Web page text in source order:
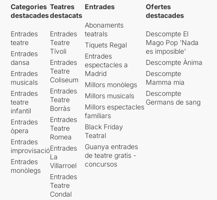
Categories
destacades
Entrades
teatre
Entrades
dansa
Entrades
musicals
Entrades
teatre
infantil
Entrades
òpera
Entrades
improvisació
Entrades
monòlegs
Teatres
destacats
Entrades
Teatre
Tívoli
Entrades
Teatre
Coliseum
Entrades
Teatre
Borràs
Entrades
Teatre
Romea
Entrades
La
Villarroel
Entrades
Teatre
Condal
Entrades
Abonaments
teatrals
Tiquets Regal
Entrades
espectacles a
Madrid
Millors monòlegs
Millors musicals
Millors espectacles
familiars
Black Friday
Teatral
Guanya entrades
de teatre gratis -
concursos
Ofertes
destacades
Descompte El
Mago Pop 'Nada
es imposible'
Descompte Ànima
Descompte
Mamma mia
Descompte
Germans de sang